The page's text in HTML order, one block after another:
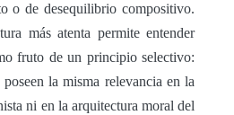
o de desequilibrio compositivo.
más atenta permite entender
fruto de un principio selectivo:
la misma relevancia en la
ni en la arquitectura moral del